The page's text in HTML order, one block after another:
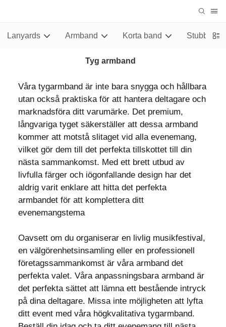
Lanyards Armband Korta band Stubby
Tyg armband
Våra tygarmband är inte bara snygga och hållbara
utan också praktiska för att hantera deltagare och
marknadsföra ditt varumärke. Det premium,
långvariga tyget säkerställer att dessa armband
kommer att motstå slitaget vid alla evenemang,
vilket gör dem till det perfekta tillskottet till din
nästa sammankomst. Med ett brett utbud av
livfulla färger och iögonfallande design har det
aldrig varit enklare att hitta det perfekta
armbandet för att komplettera ditt
evenemangstema
Oavsett om du organiserar en livlig musikfestival,
en välgörenhetsinsamling eller en professionell
företagssammankomst är våra armband det
perfekta valet. Våra anpassningsbara armband är
det perfekta sättet att lämna ett bestående intryck
på dina deltagare. Missa inte möjligheten att lyfta
ditt event med våra högkvalitativa tygarmband.